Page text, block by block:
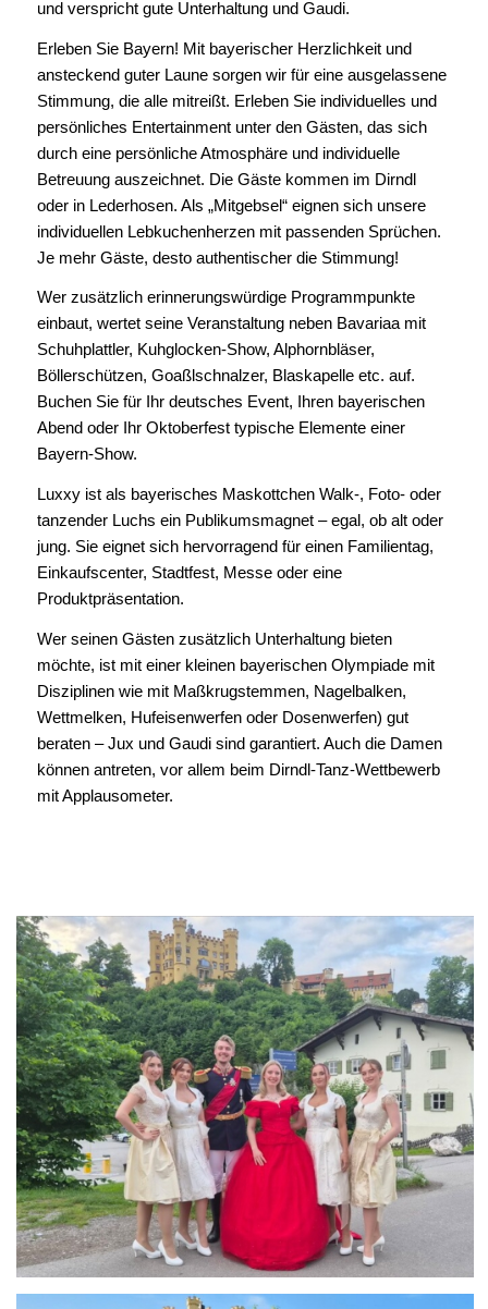
und verspricht gute Unterhaltung und Gaudi.
Erleben Sie Bayern! Mit bayerischer Herzlichkeit und
ansteckend guter Laune sorgen wir für eine ausgelassene
Stimmung, die alle mitreißt. Erleben Sie individuelles und
persönliches Entertainment unter den Gästen, das sich
durch eine persönliche Atmosphäre und individuelle
Betreuung auszeichnet. Die Gäste kommen im Dirndl
oder in Lederhosen. Als „Mitgebsel“ eignen sich unsere
individuellen Lebkuchenherzen mit passenden Sprüchen.
Je mehr Gäste, desto authentischer die Stimmung!
Wer zusätzlich erinnerungswürdige Programmpunkte
einbaut, wertet seine Veranstaltung neben Bavariaa mit
Schuhplattler, Kuhglocken-Show, Alphornbläser,
Böllerschützen, Goaßlschnalzer, Blaskapelle etc. auf.
Buchen Sie für Ihr deutsches Event, Ihren bayerischen
Abend oder Ihr Oktoberfest typische Elemente einer
Bayern-Show.
Luxxy ist als bayerisches Maskottchen Walk-, Foto- oder
tanzender Luchs ein Publikumsmagnet – egal, ob alt oder
jung. Sie eignet sich hervorragend für einen Familientag,
Einkaufscenter, Stadtfest, Messe oder eine
Produktpräsentation.
Wer seinen Gästen zusätzlich Unterhaltung bieten
möchte, ist mit einer kleinen bayerischen Olympiade mit
Disziplinen wie mit Maßkrugstemmen, Nagelbalken,
Wettmelken, Hufeisenwerfen oder Dosenwerfen) gut
beraten – Jux und Gaudi sind garantiert. Auch die Damen
können antreten, vor allem beim Dirndl-Tanz-Wettbewerb
mit Applausometer.